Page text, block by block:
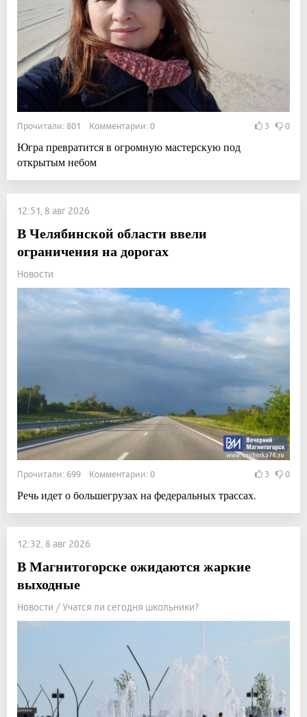
Прочитали: 801 Комментарии: 0 3 0
Югра превратится в огромную мастерскую под
открытым небом
12:51, 8 авг 2026
В Челябинской области ввели
ограничения на дорогах
Новости
Прочитали: 699 Комментарии: 0 3 0
Речь идет о большегрузах на федеральных трассах.
12:32, 8 авг 2026
В Магнитогорске ожидаются жаркие
выходные
Новости / Учатся ли сегодня школьники?